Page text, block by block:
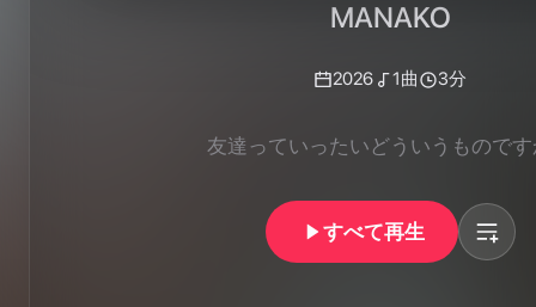
MANAKO
2026 1曲 3分
友達っていったいどういうもので
すべて再生